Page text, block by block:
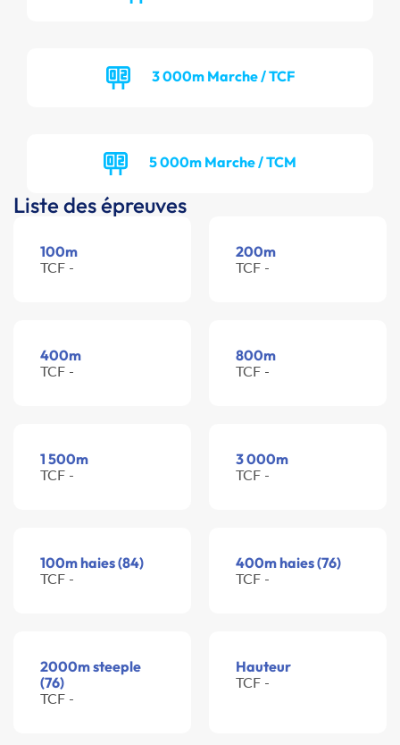
3 000m Marche / TCF
5 000m Marche / TCM
Liste des épreuves
100m
TCF -
200m
TCF -
400m
TCF -
800m
TCF -
1 500m
TCF -
3 000m
TCF -
100m haies (84)
TCF -
400m haies (76)
TCF -
2000m steeple
(76)
TCF -
Hauteur
TCF -